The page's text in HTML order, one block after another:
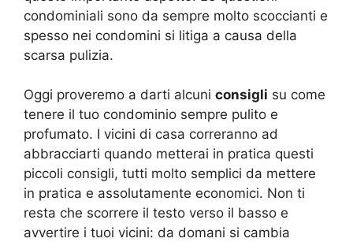
condominiali sono da sempre molto scoccianti e
spesso nei condomini si litiga a causa della
scarsa pulizia.
Oggi proveremo a darti alcuni consigli su come
tenere il tuo condominio sempre pulito e
profumato. I vicini di casa correranno ad
abbracciarti quando metterai in pratica questi
piccoli consigli, tutti molto semplici da mettere
in pratica e assolutamente economici. Non ti
resta che scorrere il testo verso il basso e
avvertire i tuoi vicini: da domani si cambia